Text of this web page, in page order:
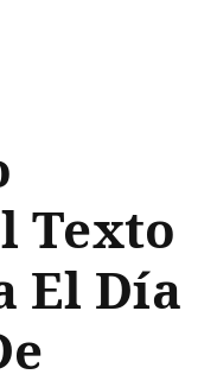
Texto
El Día